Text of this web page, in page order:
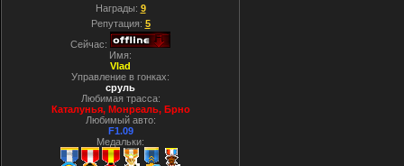
Награды: 9
Репутация: 5
Сейчас:
Имя:
Vlad
Управление в гонках:
сруль
Любимая трасса:
Каталунья, Монреаль, Брно
Любимый авто:
F1.09
Медальки: